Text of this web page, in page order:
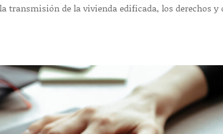
transmisión de la vivienda edificada, los derechos y